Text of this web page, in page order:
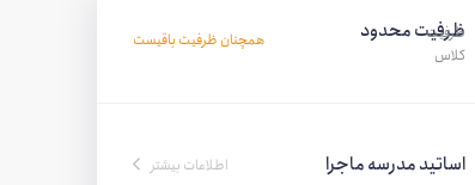
ظرفیت محدود همچنان ظرفیت باقیست
اساتید مدرسه ماجرا اطلاعات بیشتر